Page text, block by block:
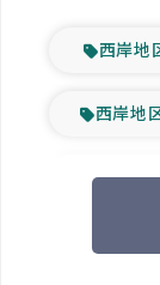
西岸地
西岸地